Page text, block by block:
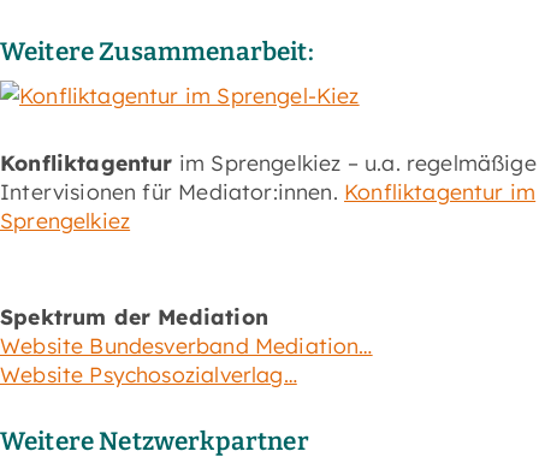
Weitere Zusammenarbeit:
Konfliktagentur im Sprengelkiez – u.a. regelmäßige
Intervisionen für Mediator:innen. Konfliktagentur im
Sprengelkiez
Spektrum der Mediation
Website Bundesverband Mediation…
Website Psychosozialverlag…
Weitere Netzwerkpartner